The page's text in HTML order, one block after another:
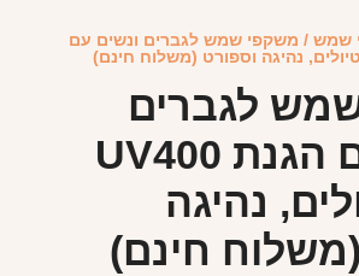
שמש / משקפי שמש לגברים ונשים עם
לגברים
ונשים עם הגנת UV400
נהיגה
חינם)